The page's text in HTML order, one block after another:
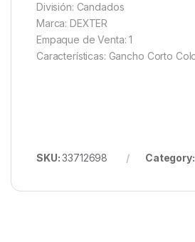
División: Candados
Marca: DEXTER
Empaque de Venta: 1
Características: Gancho Corto
SKU:33712698 Category: